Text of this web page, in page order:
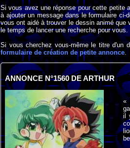
Si vous avez une réponse pour cette petite
à ajouter un message dans le formulaire ci-
vous ont aidé à trouver le dessin animé
le temps de lancer une recherche pour vous.
Si vous cherchez vous-même le titre d'un
formulaire de création de petite annonce.
ANNONCE N°1560 DE ARTHUR
«
il